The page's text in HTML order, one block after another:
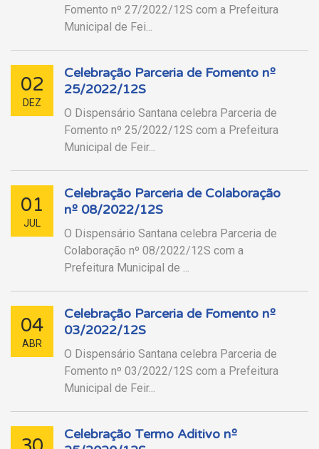
Fomento nº 27/2022/12S com a Prefeitura
Municipal de Fei...
02
DEZ
Celebração Parceria de Fomento nº
25/2022/12S
O Dispensário Santana celebra Parceria de
Fomento nº 25/2022/12S com a Prefeitura
Municipal de Feir...
01
JUL
Celebração Parceria de Colaboração
nº 08/2022/12S
O Dispensário Santana celebra Parceria de
Colaboração nº 08/2022/12S com a
Prefeitura Municipal de ...
04
ABR
Celebração Parceria de Fomento nº
03/2022/12S
O Dispensário Santana celebra Parceria de
Fomento nº 03/2022/12S com a Prefeitura
Municipal de Feir...
Celebração Termo Aditivo nº